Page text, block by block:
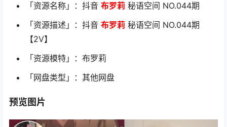
「资源名称」：抖音 布罗莉 秘语空间 NO.044期
「资源描述」：抖音 布罗莉 秘语空间 NO.044期
【2V】
「资源模特」：布罗莉
「网盘类型」：其他网盘
预览图片